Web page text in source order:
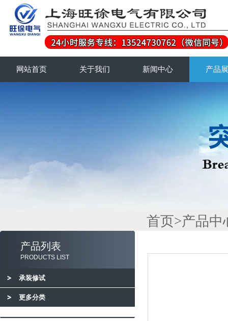
网站首页 关于我们 新闻中心 产品
产品列表
PRODUCTS LIST
承装修试
更多分类
首页>产品中